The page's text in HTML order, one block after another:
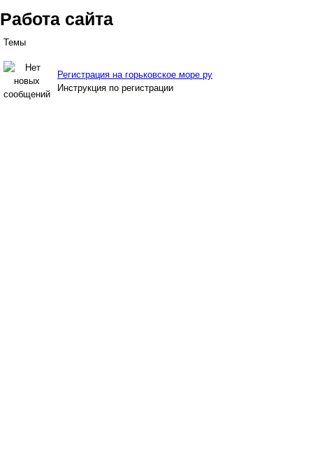
Работа сайта
Темы
Регистрация на горьковское море ру
Инструкция по регистрации